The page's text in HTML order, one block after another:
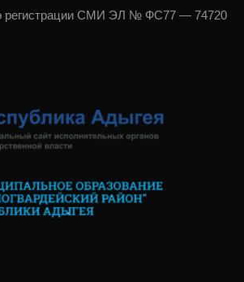
регистрации СМИ ЭЛ № ФС77 — 74720